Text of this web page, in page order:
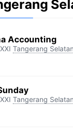
Accounting
Tangerang Selatan
Tangerang Selatan